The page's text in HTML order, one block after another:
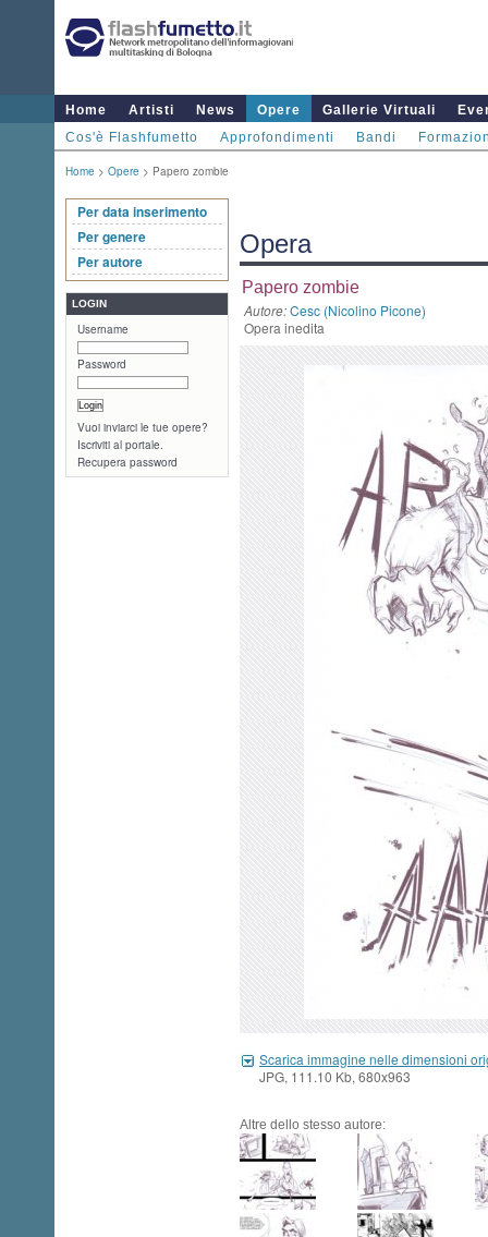
Home Artisti News Opere Gallerie Virtuali
Cos'è Flashfumetto
Approfondimenti Bandi
Home > Opere > Papero zombie
Per data inserimento
Per genere
Per autore
LOGIN
Username
Password
Vuoi inviarci le tue opere?
Iscriviti al portale.
Recupera password
Opera
Papero zombie
Autore:Cesc (Nicolino Picone)
Opera inedita
Scarica immagine nelle dimensioni
JPG, 111.10 Kb, 680x963
Altre dello stesso autore: